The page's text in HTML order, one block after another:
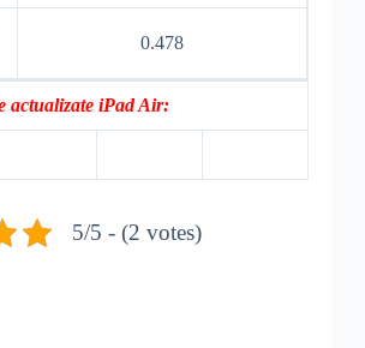
0.478
actualizate iPad Air:
5/5 - (2 votes)